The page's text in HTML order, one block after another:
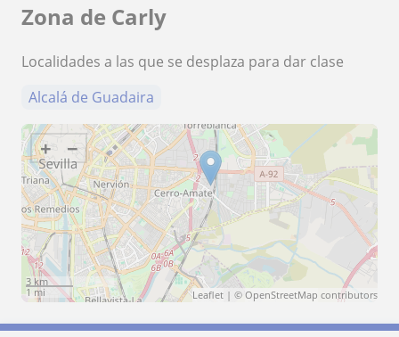
Zona de Carly
Localidades a las que se desplaza para dar clase
Alcalá de Guadaira
+ −
3 km
1 mi
Leaflet | © OpenStreetMap contributors